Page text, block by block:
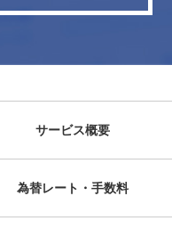
サービス概要
為替レート・手数料